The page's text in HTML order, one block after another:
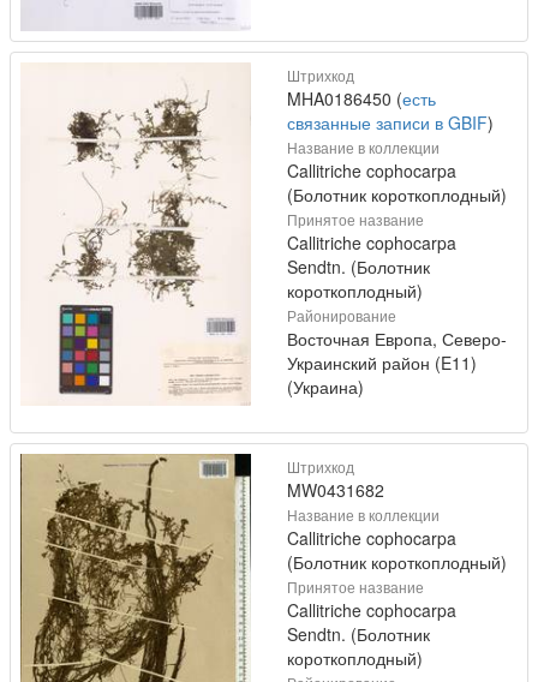
Штрихкод
MHA0186450 (есть
связанные записи в GBIF)
Название в коллекции
Callitriche cophocarpa
(Болотник короткоплодный)
Принятое название
Callitriche cophocarpa
Sendtn. (Болотник
короткоплодный)
Районирование
Восточная Европа, Северо-
Украинский район (E11)
(Украина)
Штрихкод
MW0431682
Название в коллекции
Callitriche cophocarpa
(Болотник короткоплодный)
Принятое название
Callitriche cophocarpa
Sendtn. (Болотник
короткоплодный)